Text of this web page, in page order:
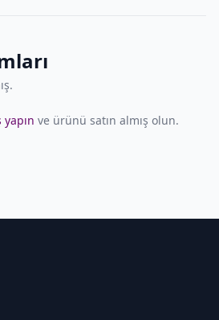
ve ürünü satın almış olun.